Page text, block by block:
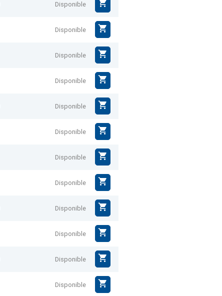
Disponible
Disponible
Disponible
Disponible
Disponible
Disponible
Disponible
Disponible
Disponible
Disponible
Disponible
Disponible